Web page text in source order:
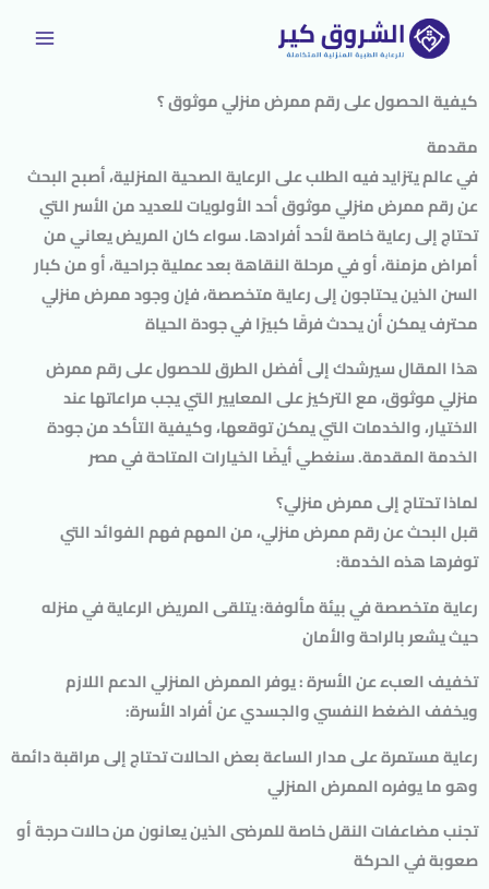
كيفية الحصول على رقم ممرض منزلي موثوق ؟
مقدمة
في عالم يتزايد فيه الطلب على الرعاية الصحية المنزلية، أصبح البحث
عن رقم ممرض منزلي موثوق أحد الأولويات للعديد من الأسر التي
تحتاج إلى رعاية خاصة لأحد أفرادها. سواء كان المريض يعاني من
أمراض مزمنة، أو في مرحلة النقاهة بعد عملية جراحية، أو من كبار
السن الذين يحتاجون إلى رعاية متخصصة، فإن وجود ممرض منزلي
محترف يمكن أن يحدث فرقًا كبيرًا في جودة الحياة
هذا المقال سيرشدك إلى أفضل الطرق للحصول على رقم ممرض
منزلي موثوق، مع التركيز على المعايير التي يجب مراعاتها عند
الاختيار، والخدمات التي يمكن توقعها، وكيفية التأكد من جودة
الخدمة المقدمة. سنغطي أيضًا الخيارات المتاحة في مصر
لماذا تحتاج إلى ممرض منزلي؟
قبل البحث عن رقم ممرض منزلي، من المهم فهم الفوائد التي
توفرها هذه الخدمة:
رعاية متخصصة في بيئة مألوفة:يتلقى المريض الرعاية في منزله
حيث يشعر بالراحة والأمان
تخفيف العبء عن الأسرة :يوفر الممرض المنزلي الدعم اللازم
ويخفف الضغط النفسي والجسدي عن أفراد الأسرة:
رعاية مستمرة على مدار الساعةبعض الحالات تحتاج إلى مراقبة دائمة
وهو ما يوفره الممرض المنزلي
تجنب مضاعفات النقلخاصة للمرضى الذين يعانون من حالات حرجة أو
صعوبة في الحركة